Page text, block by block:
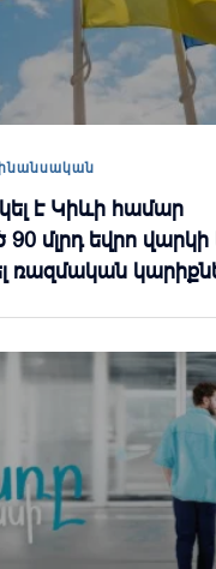
է Կիևի համար
մլրդ եվրո վարկի
ռազմական